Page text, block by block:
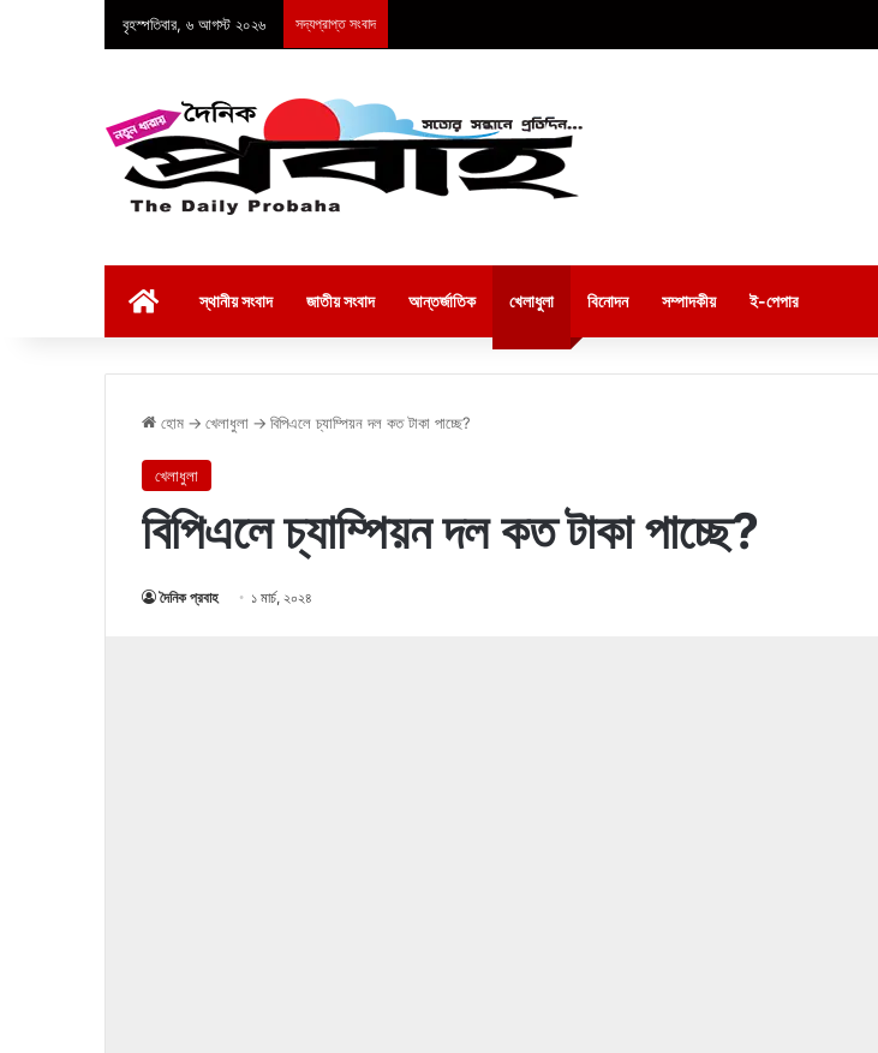
বৃহস্পতিবার, ৬ আগস্ট ২০২৬ সদ্যপ্রাপ্ত সংবাদ
স্থানীয় সংবাদ জাতীয় সংবাদ আন্তর্জাতিক খেলাধুলা বিনোদন সম্পাদকীয় ই-পেপার
হোম → খেলাধুলা → বিপিএলে চ্যাম্পিয়ন দল কত টাকা পাচ্ছে?
খেলাধুলা
বিপিএলে চ্যাম্পিয়ন দল কত টাকা পাচ্ছে?
দৈনিক প্রবাহ ১ মার্চ, ২০২৪